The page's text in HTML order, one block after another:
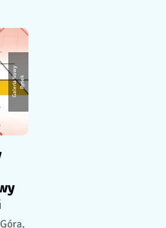
G
a
l
e
ri
aN
o
w
y
R
y
n
ek